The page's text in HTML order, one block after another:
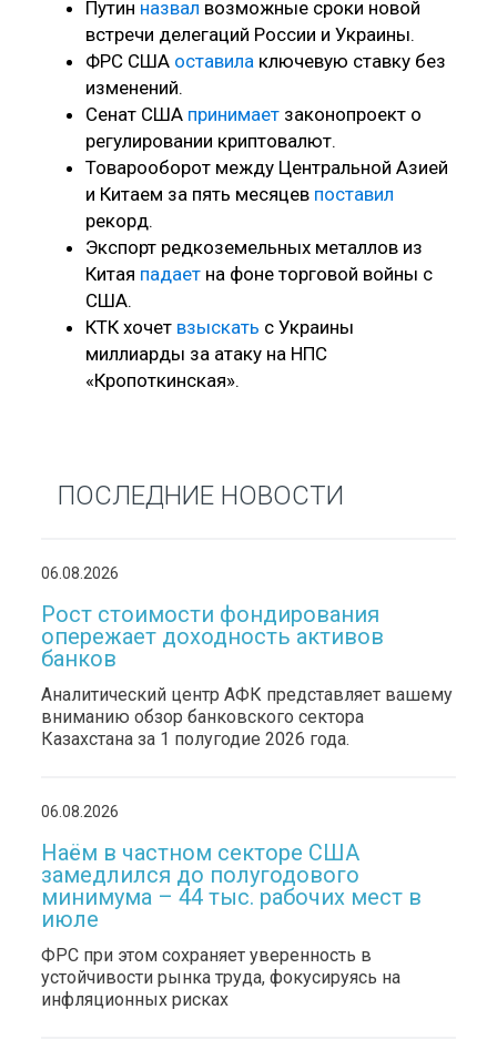
Путин назвал возможные сроки новой
встречи делегаций России и Украины.
ФРС США оставила ключевую ставку без
изменений.
Сенат США принимает законопроект о
регулировании криптовалют.
Товарооборот между Центральной Азией
и Китаем за пять месяцев поставил
рекорд.
Экспорт редкоземельных металлов из
Китая падает на фоне торговой войны с
США.
КТК хочет взыскать с Украины
миллиарды за атаку на НПС
«Кропоткинская».
ПОСЛЕДНИЕ НОВОСТИ
06.08.2026
Рост стоимости фондирования
опережает доходность активов
банков
Аналитический центр АФК представляет вашему
вниманию обзор банковского сектора
Казахстана за 1 полугодие 2026 года.
06.08.2026
Наём в частном секторе США
замедлился до полугодового
минимума – 44 тыс. рабочих мест в
июле
ФРС при этом сохраняет уверенность в
устойчивости рынка труда, фокусируясь на
инфляционных рисках